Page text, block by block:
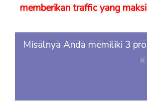
memberikan traffic yang
Misalnya Anda memiliki 3
=